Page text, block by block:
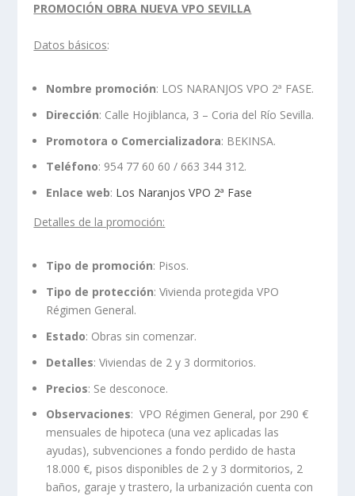
PROMOCIÓN OBRA NUEVA VPO SEVILLA
Datos básicos:
Nombre promoción: LOS NARANJOS VPO 2ª FASE.
Dirección: Calle Hojiblanca, 3 – Coria del Río Sevilla.
Promotora o Comercializadora: BEKINSA.
Teléfono: 954 77 60 60 / 663 344 312.
Enlace web: Los Naranjos VPO 2ª Fase
Detalles de la promoción:
Tipo de promoción: Pisos.
Tipo de protección: Vivienda protegida VPO
Régimen General.
Estado: Obras sin comenzar.
Detalles: Viviendas de 2 y 3 dormitorios.
Precios: Se desconoce.
Observaciones: VPO Régimen General, por 290 €
mensuales de hipoteca (una vez aplicadas las
ayudas), subvenciones a fondo perdido de hasta
18.000 €, pisos disponibles de 2 y 3 dormitorios, 2
baños, garaje y trastero, la urbanización cuenta con